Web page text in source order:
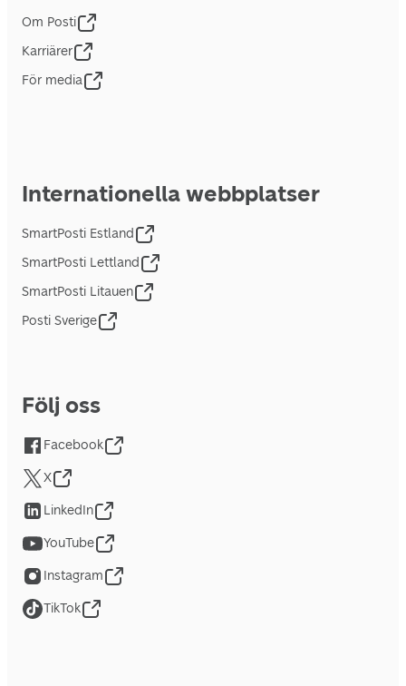
Om Posti
Karriärer
För media
Internationella webbplatser
SmartPosti Estland
SmartPosti Lettland
SmartPosti Litauen
Posti Sverige
Följ oss
Facebook
X
LinkedIn
YouTube
Instagram
TikTok